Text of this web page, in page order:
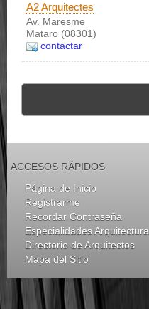
A2 Arquitectes
Av. Maresme
Mataro (08301)
contactar
ACCESOS RÁPIDOS
Página de Inicio
Registrarme
Recordar Contraseña
Especialidades Arquitectura
Directorio de Arquitectos
Mapa del Sitio